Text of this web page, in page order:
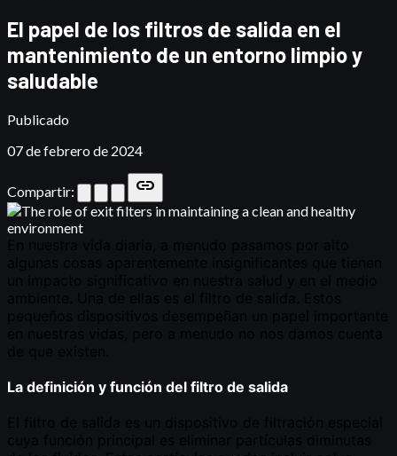
El papel de los filtros de salida en el
mantenimiento de un entorno limpio y
saludable
Publicado
07 de febrero de 2024
Compartir: link